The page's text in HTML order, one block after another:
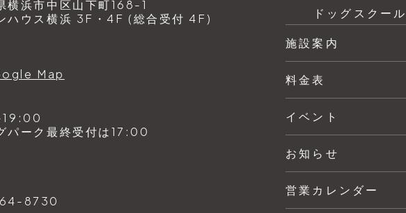
ドッグスクール
施設案内
料金表
イベント
お知らせ
営業カレンダー
横浜市中区山下町168-1
ハウス横浜 3F・4F (総合受付 4F)
Map
パーク最終受付は17:00
8730